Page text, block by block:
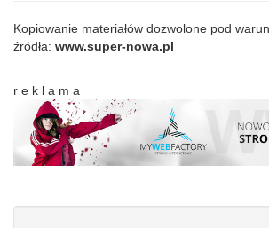
Kopiowanie materiałów dozwolone pod
źródła: www.super-nowa.pl
r e k l a m a